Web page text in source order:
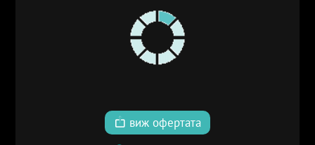
виж офертата